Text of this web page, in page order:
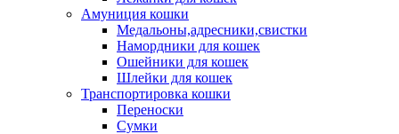
Амуниция кошки
Медальоны,адресники,свистки
Намордники для кошек
Ошейники для кошек
Шлейки для кошек
Транспортировка кошки
Переноски
Сумки